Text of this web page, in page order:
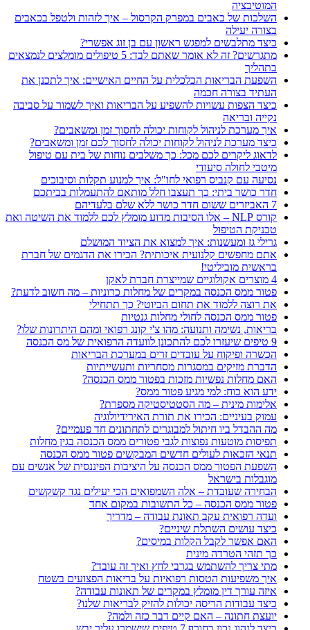
המוטיבציה
השלכות של כאבים במפרק הקרסול – איך לזהות ולטפל בכאבים
בצורה יעילה
כיצד מתלבשים למפגש ראשון עם בן זוג אפשרי?
מתגרשים? זה לא אומר שאתם לבד: 5 טיפולים מומלצים לנמצאים
בתהליך
השפעת הבריאות הכלכלית על החיים האישיים: איך לתכנן את
העתיד בצורה חכמה
כיצד הצפות עשויות להשפיע על הבריאות ואיך לשמור על סביבה
נקייה ובריאה
איך מערכת לניהול לקוחות יכולה לחסוך זמן ומשאבים?
כיצד מערכת לניהול לקוחות יכולה לחסוך לכם זמן ומשאבים?
לדאוג ליקרים לכם מכל: כך משלבים נוחות של בית עם טיפול
מיטבי לחולה סיעודי
נסיעה עם קנביס רפואי לחו"ל: איך למנוע תקלות וסיבוכים
חדר כושר ביתי: כך תעצבו חלל מותאם להתעמלות בביתכם
7 האביזרים ששום חדר כושר ללא שלם בלעדיהם
קורס NLP – אלו הסיבות מדוע מומלץ לכם ללמוד את השיטה ואת
טכניקת הטיפול
גרילי גז ומעשנות: איך למצוא את הציוד המושלם
אתם מחפשים קלנועית איכותית? הכירו את הדגמים של חברת
בראשית מוביליטי!
4 מוצרים אקולוגיים שמייצרת חברת לאקן
פטור ממס הכנסה במקרים של מחלות כרוניות – מה חשוב לדעת?
את רוצה ללמוד את תחום הביוטי? כך תתחילי
פטור ממס הכנסה לחולי מחלות גנטיות
בריאות, נשימה ותנועה: מהו צ'י קונג רפואי ומהם היתרונות שלו?
9 טיפים שיעזרו לכם להתכונן לוועדה הרפואית של מס הכנסה
הכשרה ופיקוח על עובדים זרים במערכת הבריאות
הדברת מזיקים במסגרות מסחריות ותעשייתיות
האם מחלות נפשיות מזכות בפטור ממס הכנסה?
ידע הוא כוח: למי מגיע פטור ממס?
אלימות מינית – מה הסטטיסטיקה מספרת?
עמוק בעיניים: הכירו את תורת האירידיולוגיה
מה ההבדל ביו חיתול למבוגרים לתחתונים חד פעמיים?
תפיסות מוטעות נפוצות לגבי פטורים ממס הכנסה בגין מחלות
תנאי הזכאות לעולים חדשים המבקשים פטור ממס הכנסה
השפעת הפטור ממס הכנסה על היציבות הפיננסית של אנשים עם
מוגבלות בישראל
הבחירה שעובדת – אלה השמפואים הכי יעילים נגד קשקשים
פטור ממס הכנסה – כל התשובות במקום אחד
ועדה רפואית עקב תאונת עבודה – מדריך
כיצד עושים השתלת שיניים?
האם אפשר לקבל הקלות במיסים?
כך תזהי הטרדה מינית
מתי צריך להשתמש בגרבי לחץ ואיך זה עובד?
איך משפיעות הטסות רפואיות על בריאות הפצועים בשטח
איזה עורך דין מומלץ במקרים של תאונות עבודה?
כיצד עבודות הריסה יכולות להזיק לבריאות שלנו?
יועצת חתונה – האם קיים דבר כזה ולמה?